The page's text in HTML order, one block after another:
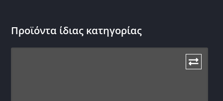
Προϊόντα ίδιας κατηγορίας